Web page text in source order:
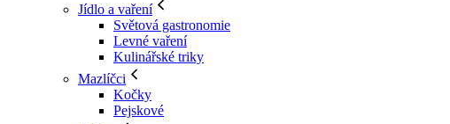
Jídlo a vaření
Světová gastronomie
Levné vaření
Kulinářské triky
Mazlíčci
Kočky
Pejskové